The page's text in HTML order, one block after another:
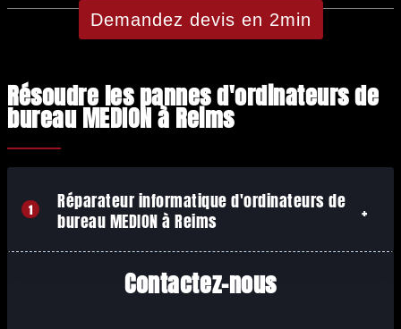
Demandez devis en 2min
Résoudre les pannes d'ordinateurs de
bureau MEDION à Reims
1 Réparateur informatique d'ordinateurs de
bureau MEDION à Reims
Contactez-nous